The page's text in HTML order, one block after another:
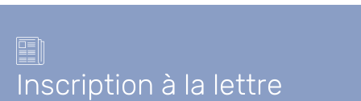
Inscription à la lettre